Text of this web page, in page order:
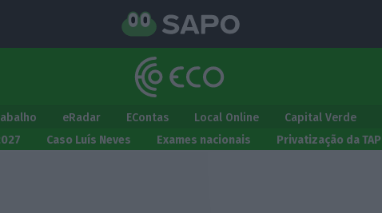
eRadar EContas Local Online Capital Verde
Caso Luís Neves Exames nacionais Privatização da TAP